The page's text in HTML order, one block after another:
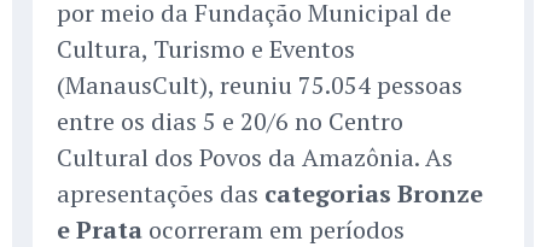
por meio da Fundação Municipal de
Cultura, Turismo e Eventos
(ManausCult), reuniu 75.054 pessoas
entre os dias 5 e 20/6 no Centro
Cultural dos Povos da Amazônia. As
apresentações das categorias Bronze
e Prata ocorreram em períodos